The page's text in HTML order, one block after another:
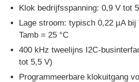
Huis
Producten
Klok bedrijfsspanning: 0,9 V tot
Lage stroom: typisch 0,22 µA bij
Tamb = 25 °C
400 kHz tweelijns I2C-
tot 5,5 V)
Programmeerbare klokuitgang